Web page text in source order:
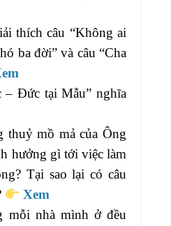
thích câu “Không ai
ba đời” và câu “Cha
– Đức tại Mẫu” nghĩa
thuỷ mồ mả của Ông
hưởng gì tới việc làm
Tại sao lại có câu
Xem
mỗi nhà mình ở đều